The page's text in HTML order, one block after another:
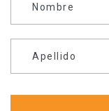
Nombre
Apellido